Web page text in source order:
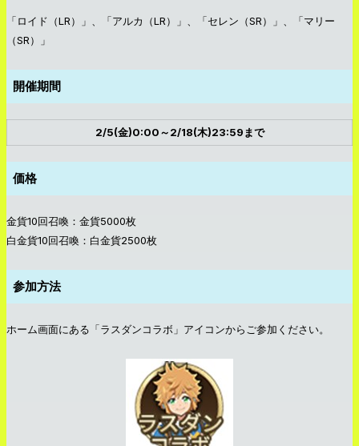
「ロイド（LR）」、「アルカ（LR）」、「セレン（SR）」、「マリー
（SR）」
開催期間
2/5(金)0:00～2/18(木)23:59まで
価格
金貨10回召喚：金貨5000枚
白金貨10回召喚：白金貨2500枚
参加方法
ホーム画面にある「ラスダンコラボ」アイコンからご参加ください。